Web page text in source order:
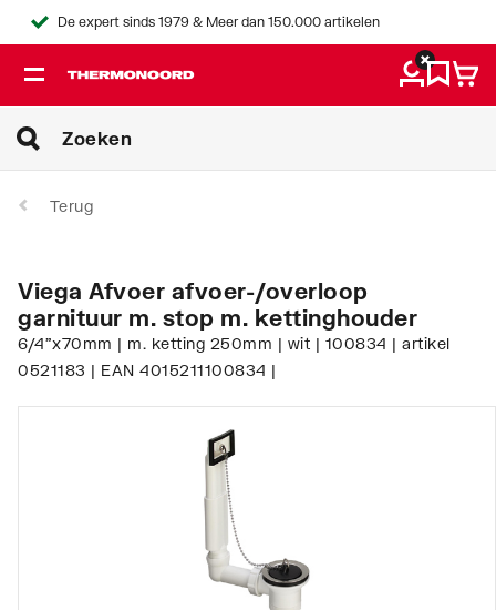
De expert sinds 1979 & Meer dan 150.000 artikelen
Terug
Viega Afvoer afvoer-/overloop
garnituur m. stop m. kettinghouder
6/4"x70mm | m. ketting 250mm | wit | 100834 | artikel
0521183 | EAN 4015211100834 |